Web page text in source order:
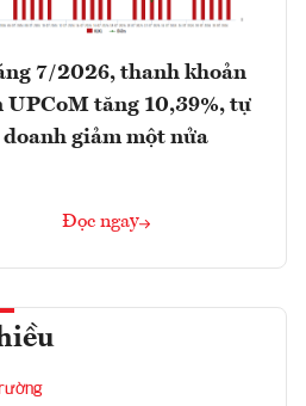
7/2026, thanh khoản
UPCoM tăng 10,39%, tự
doanh giảm một nửa
Đọc ngay